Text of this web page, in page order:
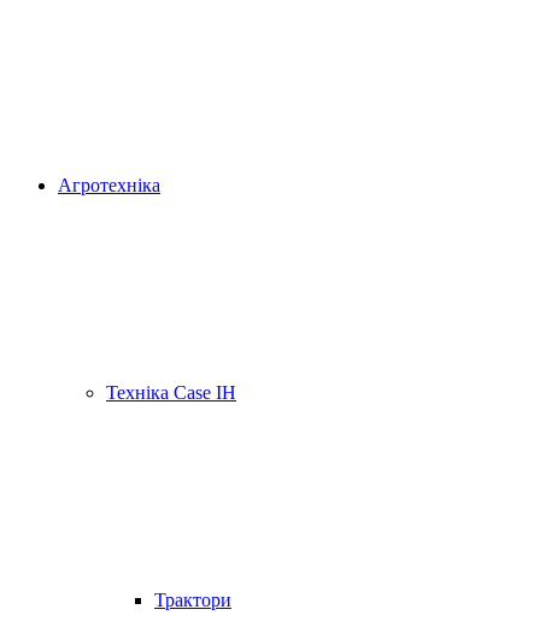
Агротехніка
Техніка Case IH
Трактори